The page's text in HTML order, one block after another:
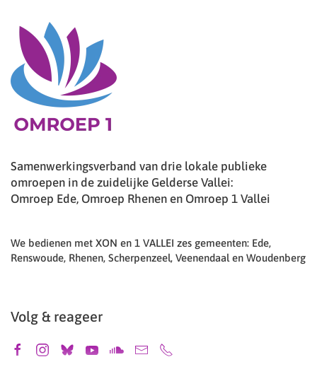
Samenwerkingsverband van drie lokale publieke
omroepen in de zuidelijke Gelderse Vallei:
Omroep Ede, Omroep Rhenen en Omroep 1 Vallei
We bedienen met XON en 1 VALLEI zes gemeenten: Ede,
Renswoude, Rhenen, Scherpenzeel, Veenendaal en Woudenberg
Volg & reageer